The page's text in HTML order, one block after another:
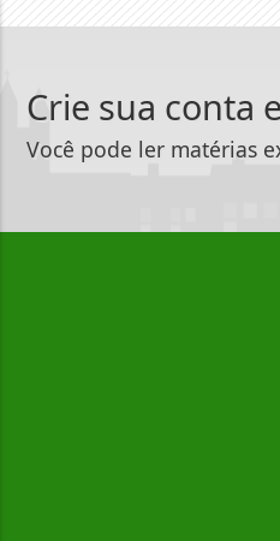
Crie sua conta
Você pode ler matérias